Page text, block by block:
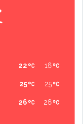
16
22
25
25
26
26